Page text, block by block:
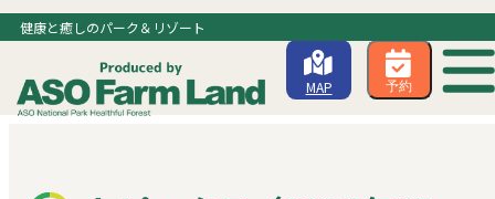
健康と癒しのパーク＆リゾート
MAP 予約